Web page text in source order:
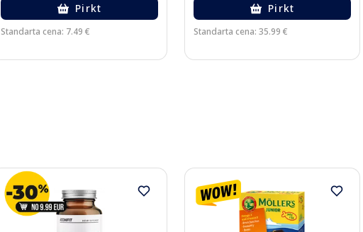
Pirkt
Standarta cena: 7.49 €
Pirkt
Standarta cena: 35.99 €